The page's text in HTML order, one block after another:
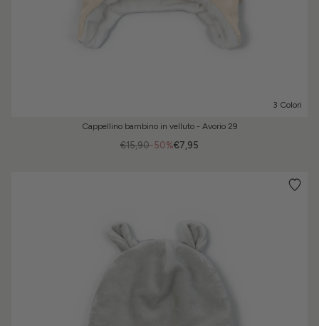
3 Colori
Cappellino bambino in velluto - Avorio 29
-50%
€15,90 €7,95